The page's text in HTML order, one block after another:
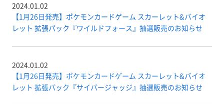
2024.01.02
【1月26日発売】ポケモンカードゲーム スカーレット&バイオ
レット 拡張パック『ワイルドフォース』抽選販売のお知らせ
2024.01.02
【1月26日発売】ポケモンカードゲーム スカーレット&バイオ
レット 拡張パック『サイバージャッジ』抽選販売のお知らせ